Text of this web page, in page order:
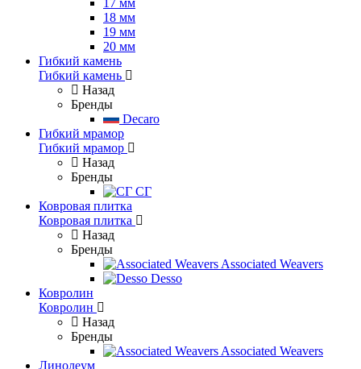
17 мм
18 мм
19 мм
20 мм
Гибкий камень
Гибкий камень
Назад
Бренды
Decaro
Гибкий мрамор
Гибкий мрамор
Назад
Бренды
СГ
Ковровая плитка
Ковровая плитка
Назад
Бренды
Associated Weavers
Desso
Ковролин
Ковролин
Назад
Бренды
Associated Weavers
Линолеум